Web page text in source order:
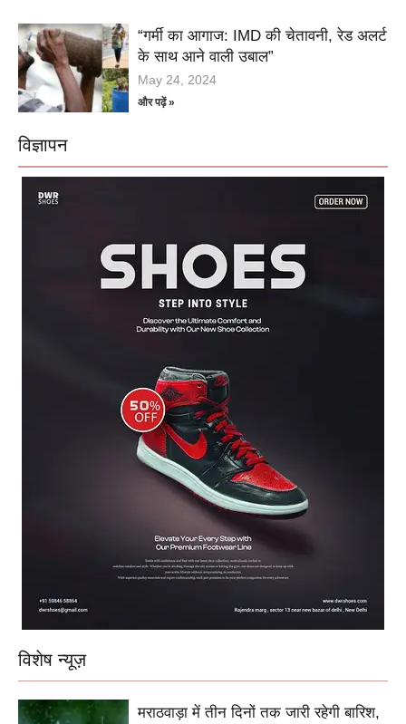
“गर्मी का आगाज: IMD की चेतावनी, रेड अलर्ट
के साथ आने वाली उबाल”
May 24, 2024
और पढ़ें »
विज्ञापन
विशेष न्यूज़
मराठवाड़ा में तीन दिनों तक जारी रहेगी बारिश,